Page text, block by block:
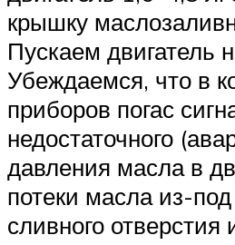
крышку
Пускаем двигатель
Убеждаемся, что в
приборов погас
недостаточного
давления масла в
потеки масла из-
сливного отверстия